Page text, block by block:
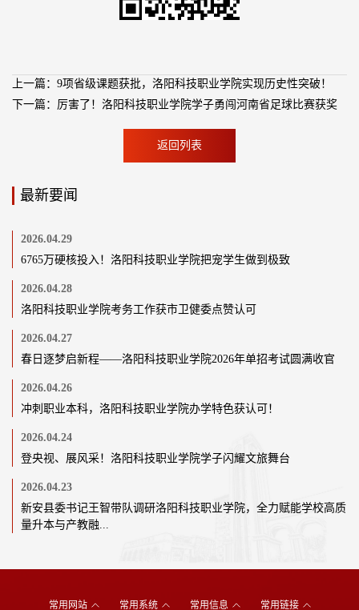
上一篇：9项省级课题获批，洛阳科技职业学院实现历史性突破！
下一篇：厉害了！洛阳科技职业学院学子勇闯河南省足球比赛获奖
返回列表
最新要闻
2026.04.29
6765万硬核投入！洛阳科技职业学院把宠学生做到极致
2026.04.28
洛阳科技职业学院考务工作获市卫健委点赞认可
2026.04.27
春日逐梦启新程——洛阳科技职业学院2026年单招考试圆满收官
2026.04.26
冲刺职业本科，洛阳科技职业学院办学特色获认可！
2026.04.24
登央视、展风采！洛阳科技职业学院学子闪耀文旅舞台
2026.04.23
新安县委书记王智带队调研洛阳科技职业学院，全力赋能学校高质
量升本与产教融...
常用网站 常用系统 常用信息 常用链接